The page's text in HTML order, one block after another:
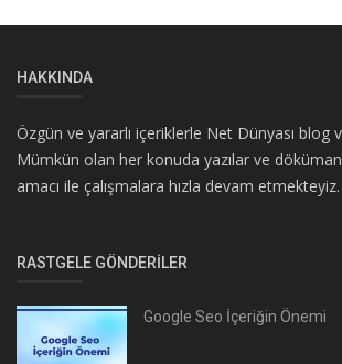
HAKKINDA
Özgün ve yararlı içeriklerle Net Dünyası blog
Mümkün olan her konuda yazılar ve
amacı ile çalışmalara hızla devam etmekteyiz.
RASTGELE GÖNDERILER
Google Seo İçeriğin Önemi